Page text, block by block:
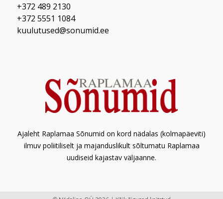
+372 489 2130
+372 5551 1084
kuulutused@sonumid.ee
Ajaleht Raplamaa Sõnumid on kord nädalas (kolmapäeviti)
ilmuv poliitiliselt ja majanduslikult sõltumatu Raplamaa
uudiseid kajastav väljaanne.